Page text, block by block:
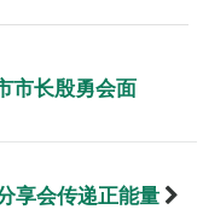
市长殷勇会面
享会传递正能量